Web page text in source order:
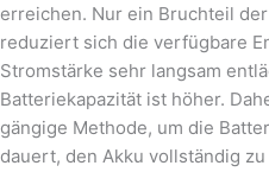
erreichen. Nur ein Bruchteil
reduziert sich die verfügbare
Stromstärke sehr langsam
Batteriekapazität ist höher.
gängige Methode, um die
dauert, den Akku vollständig